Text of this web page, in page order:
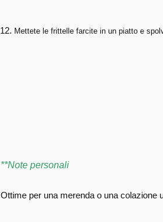
Mettete le frittelle farcite in un piatto e
**Note personali
Ottime per una merenda o una colazione